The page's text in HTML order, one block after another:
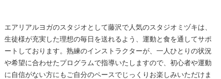
エアリアルヨガのスタジオとして藤沢で人気のスタジオミヅキは、
生徒様が充実した理想の毎日を送れるよう、運動と食を通してサポ
ートしております。熟練のインストラクターが、一人ひとりの状況
や希望に合わせたプログラムで指導いたしますので、初心者や運動
に自信がない方にもご自分のペースでじっくりお楽しみいただけま